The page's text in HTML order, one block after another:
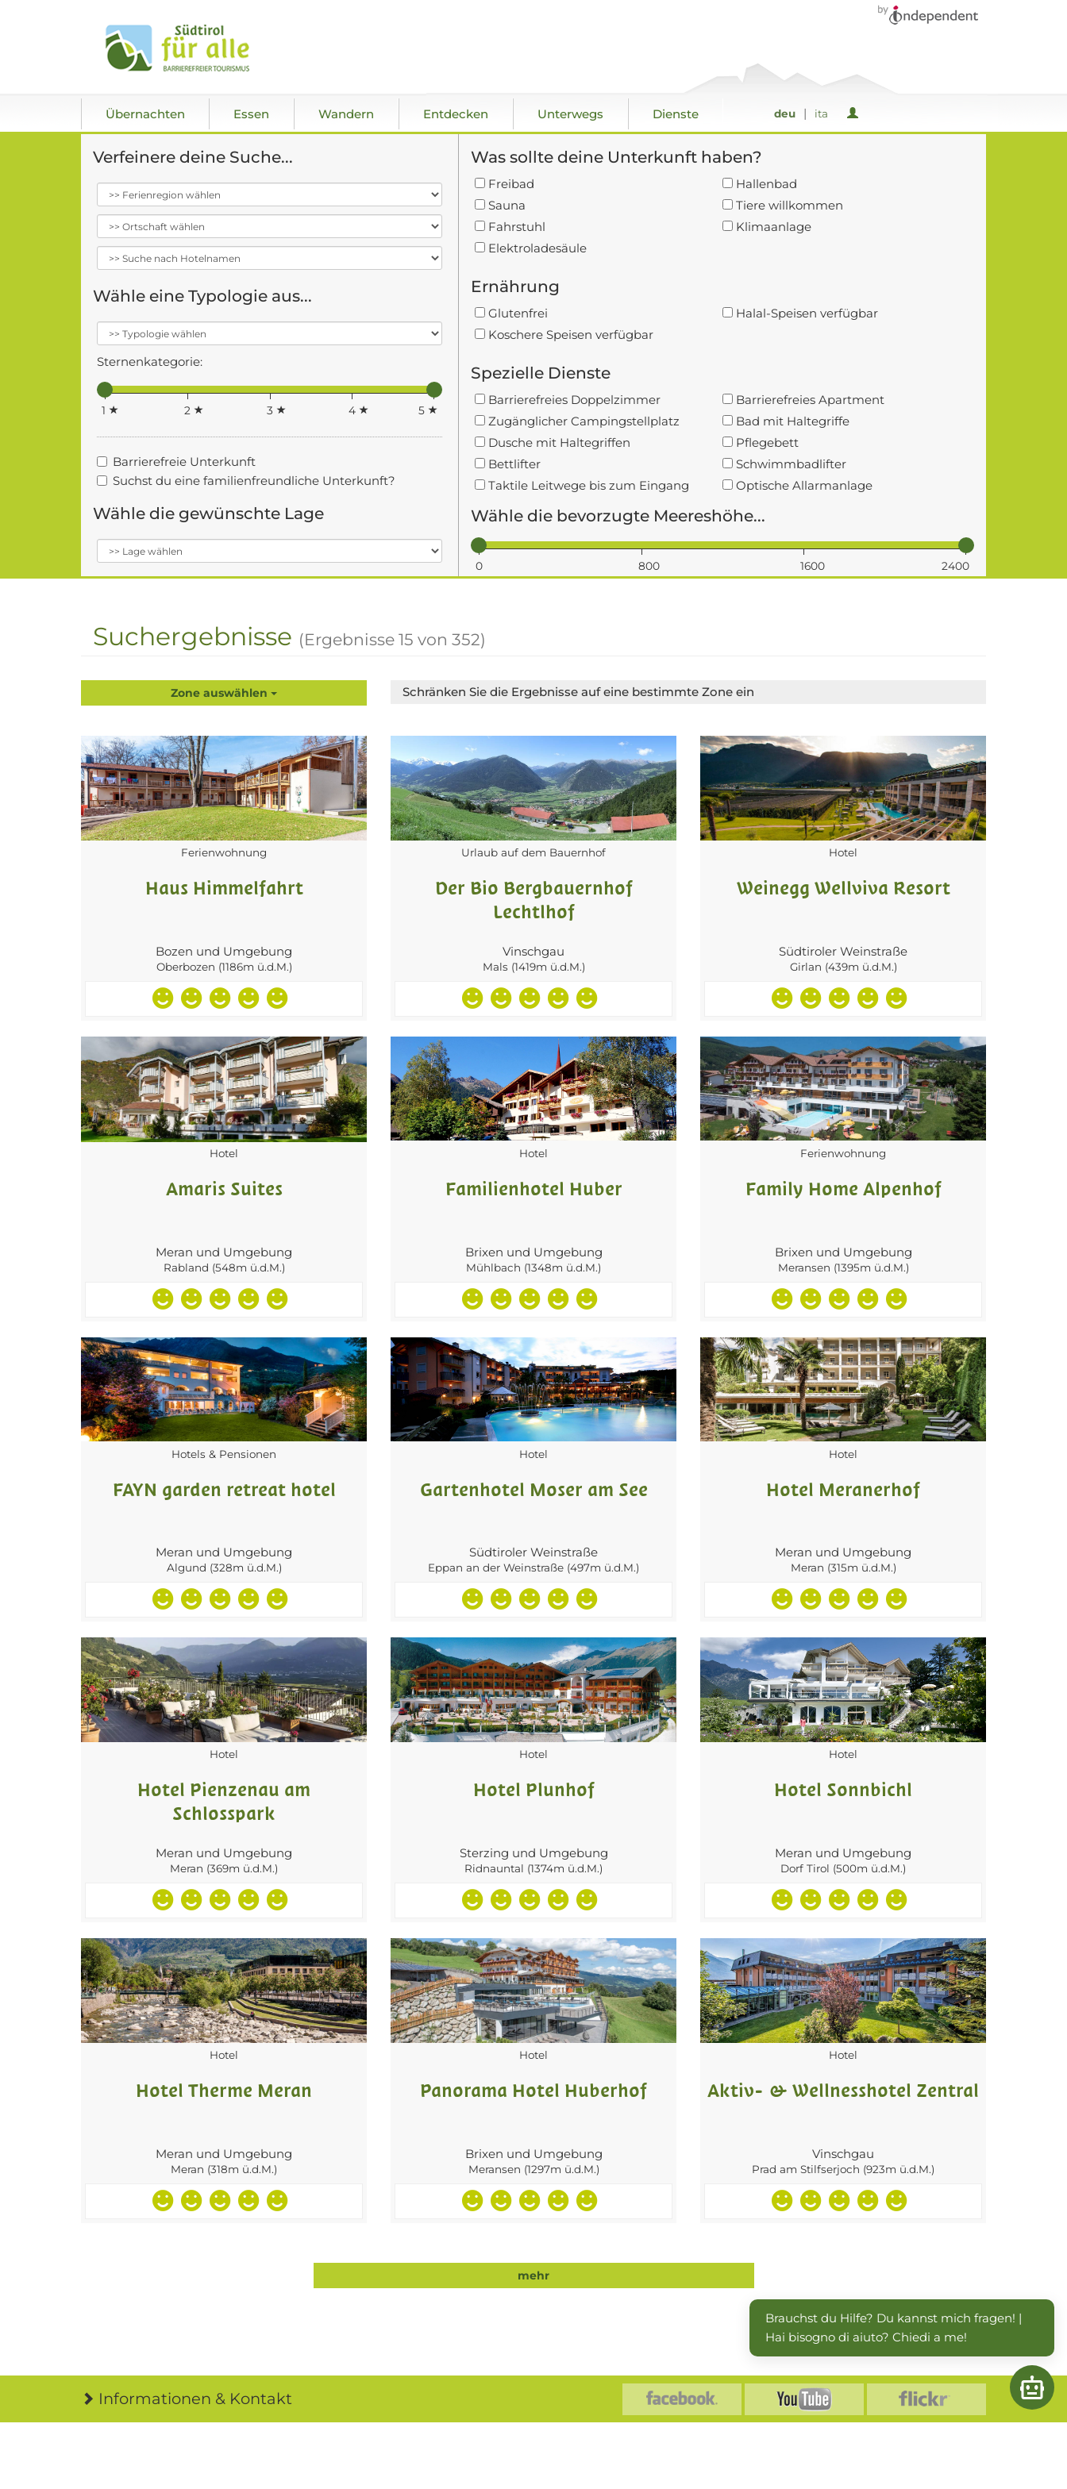
Übernachten Essen Wandern Entdecken Unterwegs Dienste deu | ita
Verfeinere deine Suche...
Wähle eine Typologie aus...
Sternenkategorie:
1 2 3 4 5
Barrierefreie Unterkunft
Suchst du eine familienfreundliche Unterkunft?
Wähle die gewünschte Lage
Was sollte deine Unterkunft haben?
Freibad
Hallenbad
Sauna
Tiere willkommen
Fahrstuhl
Klimaanlage
Elektroladesäule
Ernährung
Glutenfrei
Halal-Speisen verfügbar
Koschere Speisen verfügbar
Spezielle Dienste
Barrierefreies Doppelzimmer
Barrierefreies Apartment
Zugänglicher Campingstellplatz
Bad mit Haltegriffe
Dusche mit Haltegriffen
Pflegebett
Bettlifter
Schwimmbadlifter
Taktile Leitwege bis zum Eingang
Optische Allarmanlage
Wähle die bevorzugte Meereshöhe...
0 800 1600 2400
Suchergebnisse (Ergebnisse 15 von 352)
Zone auswählen Schränken Sie die Ergebnisse auf eine bestimmte Zone ein
Ferienwohnung
Haus Himmelfahrt
Bozen und Umgebung
Oberbozen (1186m ü.d.M.)
Urlaub auf dem Bauernhof
Der Bio Bergbauernhof
Lechtlhof
Vinschgau
Mals (1419m ü.d.M.)
Hotel
Weinegg Wellviva Resort
Südtiroler Weinstraße
Girlan (439m ü.d.M.)
Hotel
Amaris Suites
Meran und Umgebung
Rabland (548m ü.d.M.)
Hotel
Familienhotel Huber
Brixen und Umgebung
Mühlbach (1348m ü.d.M.)
Ferienwohnung
Family Home Alpenhof
Brixen und Umgebung
Meransen (1395m ü.d.M.)
Hotels & Pensionen
FAYN garden retreat hotel
Meran und Umgebung
Algund (328m ü.d.M.)
Hotel
Gartenhotel Moser am See
Südtiroler Weinstraße
Eppan an der Weinstraße (497m ü.d.M.)
Hotel
Hotel Meranerhof
Meran und Umgebung
Meran (315m ü.d.M.)
Hotel
Hotel Pienzenau am
Schlosspark
Meran und Umgebung
Meran (369m ü.d.M.)
Hotel
Hotel Plunhof
Sterzing und Umgebung
Ridnauntal (1374m ü.d.M.)
Hotel
Hotel Sonnbichl
Meran und Umgebung
Dorf Tirol (500m ü.d.M.)
Hotel
Hotel Therme Meran
Meran und Umgebung
Meran (318m ü.d.M.)
Hotel
Panorama Hotel Huberhof
Brixen und Umgebung
Meransen (1297m ü.d.M.)
Hotel
Aktiv- & Wellnesshotel Zentral
Vinschgau
Prad am Stilfserjoch (923m ü.d.M.)
mehr
Informationen & Kontakt Open
Brauchst du Hilfe? Du kannst mich fragen! |
Hai bisogno di aiuto? Chiedi a me!